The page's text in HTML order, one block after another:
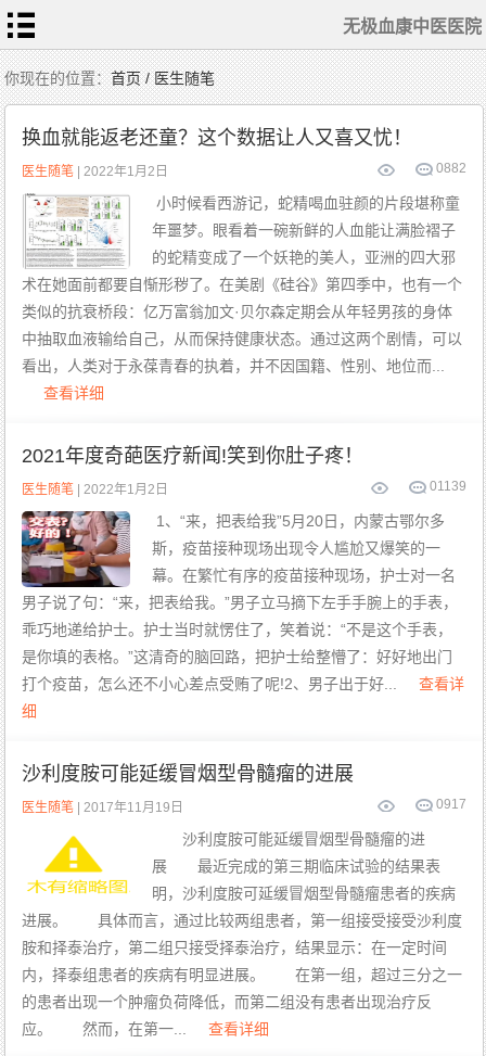
无极血康中医医院
首
页
医
生
随
笔
疾
病
动
态
白
血
病
治
疗
ITP
疗
再
障
治
疗
MDS
治疗
血
康
动
态
你现在的位置：首页 / 医生随笔
换血就能返老还童？这个数据让人又喜又忧！
882
0
医生随笔 | 2022年1月2日
小时候看西游记，蛇精喝血驻颜的片段堪称童
年噩梦。眼看着一碗新鲜的人血能让满脸褶子
的蛇精变成了一个妖艳的美人，亚洲的四大邪
术在她面前都要自惭形秽了。在美剧《硅谷》第四季中，也有一个
类似的抗衰桥段：亿万富翁加文·贝尔森定期会从年轻男孩的身体
中抽取血液输给自己，从而保持健康状态。通过这两个剧情，可以
看出，人类对于永葆青春的执着，并不因国籍、性别、地位而...
查看详细
2021年度奇葩医疗新闻!笑到你肚子疼！
1139
0
医生随笔 | 2022年1月2日
1、“来，把表给我”5月20日，内蒙古鄂尔多
斯，疫苗接种现场出现令人尴尬又爆笑的一
幕。在繁忙有序的疫苗接种现场，护士对一名
男子说了句：“来，把表给我。”男子立马摘下左手手腕上的手表，
乖巧地递给护士。护士当时就愣住了，笑着说：“不是这个手表，
是你填的表格。”这清奇的脑回路，把护士给整懵了：好好地出门
打个疫苗，怎么还不小心差点受贿了呢!2、男子出于好...
查看详
细
沙利度胺可能延缓冒烟型骨髓瘤的进展
917
0
医生随笔 | 2017年11月19日
沙利度胺可能延缓冒烟型骨髓瘤的进
展 最近完成的第三期临床试验的结果表
明，沙利度胺可延缓冒烟型骨髓瘤患者的疾病
进展。 具体而言，通过比较两组患者，第一组接受接受沙利度
胺和择泰治疗，第二组只接受择泰治疗，结果显示：在一定时间
内，择泰组患者的疾病有明显进展。 在第一组，超过三分之一
的患者出现一个肿瘤负荷降低，而第二组没有患者出现治疗反
应。 然而，在第一...
查看详细